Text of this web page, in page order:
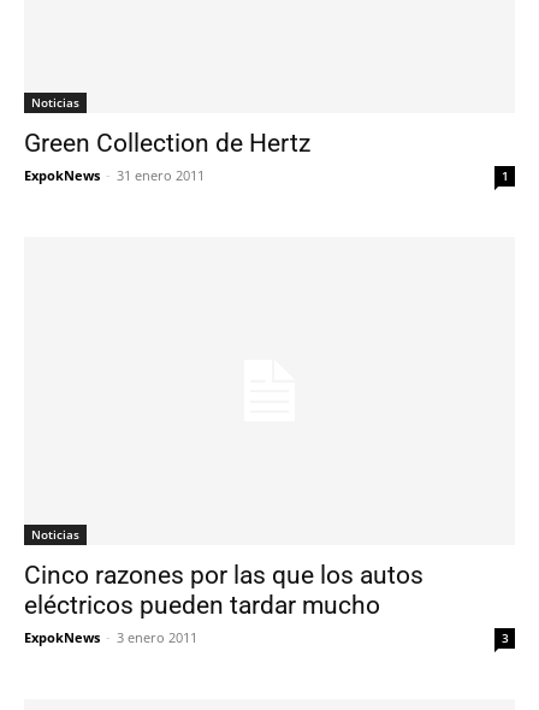
Noticias
Green Collection de Hertz
ExpokNews - 31 enero 2011 1
Noticias
Cinco razones por las que los autos
eléctricos pueden tardar mucho
ExpokNews - 3 enero 2011 3